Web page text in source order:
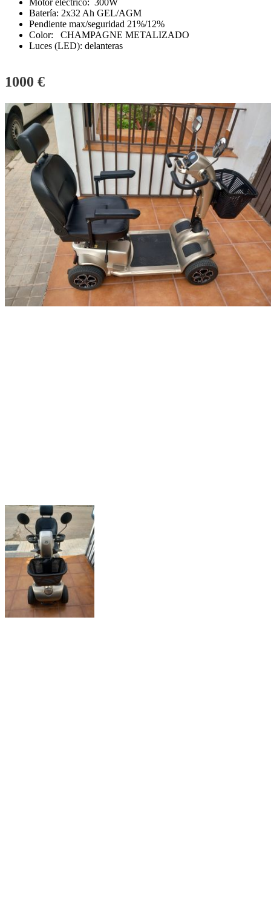
Batería: 2x32 Ah GEL/AGM
Pendiente max/seguridad 21%/12%
Color: CHAMPAGNE METALIZADO
Luces (LED): delanteras
1000 €